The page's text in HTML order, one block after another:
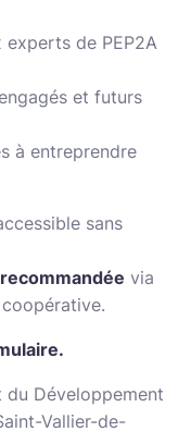
experts de PEP2A
et futurs
à entreprendre
sans
via
.
du Développement
Vallier-de-